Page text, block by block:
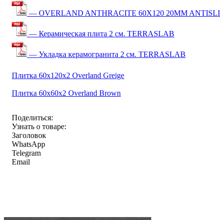
— OVERLAND ANTHRACITE 60X120 20MM
— Керамическая плита 2 см. TERRASLAB
— Укладка керамогранита 2 см. TERRASLAB
Плитка 60x120x2 Overland Greige
Плитка 60x60x2 Overland Brown
Поделиться:
Узнать о товаре:
Заголовок
WhatsApp
Telegram
Email